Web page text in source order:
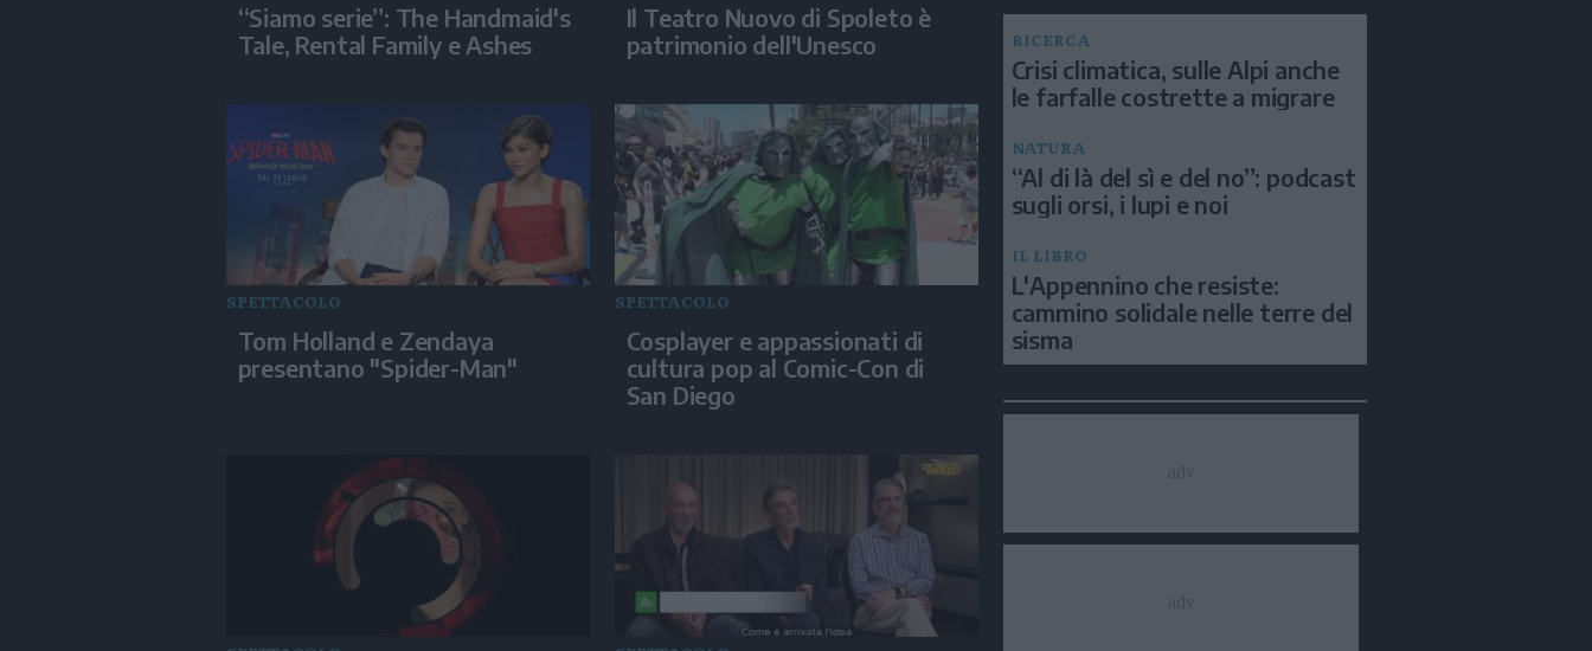
“Siamo serie”: The Handmaid's
Tale, Rental Family e Ashes
Il Teatro Nuovo di Spoleto è
patrimonio dell'Unesco
SPETTACOLO
Tom Holland e Zendaya
presentano "Spider-Man"
SPETTACOLO
Cosplayer e appassionati di
cultura pop al Comic-Con di
San Diego
RICERCA
Crisi climatica, sulle Alpi anche
le farfalle costrette a migrare
NATURA
“Al di là del sì e del no”: podcast
sugli orsi, i lupi e noi
IL LIBRO
L'Appennino che resiste:
cammino solidale nelle terre del
sisma